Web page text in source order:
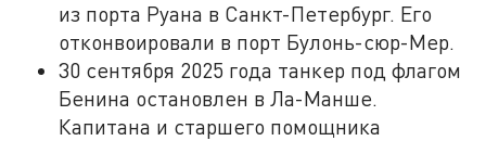
из порта Руана в Санкт-Петербург. Его
отконвоировали в порт Булонь-сюр-Мер.
30 сентября 2025 года танкер под флагом
Бенина остановлен в Ла-Манше.
Капитана и старшего помощника